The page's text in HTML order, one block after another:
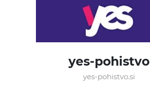
yes-pohistvo
yes-pohistvo.si